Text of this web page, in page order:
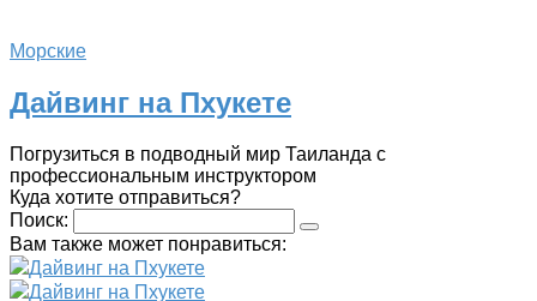
Морские
Дайвинг на Пхукете
Погрузиться в подводный мир Таиланда с
профессиональным инструктором
Куда хотите отправиться?
Поиск:
Вам также может понравиться:
Дайвинг на Пхукете
Дайвинг на Пхукете